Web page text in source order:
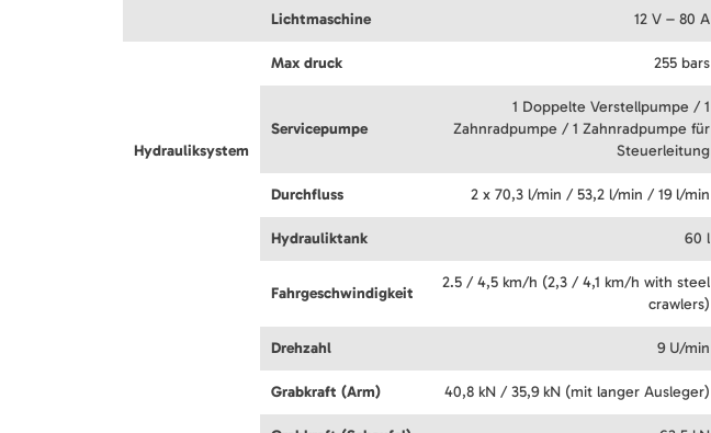
Lichtmaschine 12 V – 80 A
Hydrauliksystem
Max druck 255 bars
Servicepumpe
1 Doppelte Verstellpumpe / 1
Zahnradpumpe / 1 Zahnradpumpe für
Steuerleitung
Durchfluss 2 x 70,3 l/min / 53,2 l/min / 19 l/min
Hydrauliktank 60 l
Fahrgeschwindigkeit
2.5 / 4,5 km/h (2,3 / 4,1 km/h with steel
crawlers)
Drehzahl 9 U/min
Grabkraft (Arm) 40,8 kN / 35,9 kN (mit langer Ausleger)